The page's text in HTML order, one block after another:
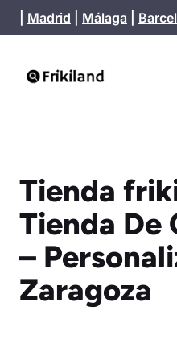
Saltar
al
Madrid Málaga
Tienda
Tienda De
–
Zaragoza